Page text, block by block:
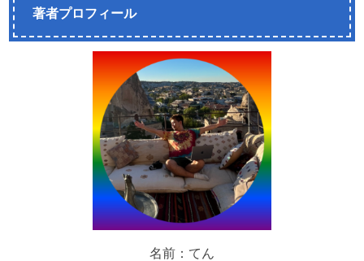
著者プロフィール
名前：てん